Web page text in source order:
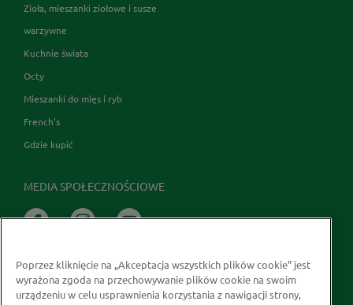
Zioła, mieszanki ziołowe i susze
warzywne
Kuchnie świata
Octy
Mieszanki do mięs i ryb
French's
Gdzie kupić
MEDIA SPOŁECZNOŚCIOWE
Poprzez kliknięcie na „Akceptacja wszystkich plików cookie” jest
wyrażona zgoda na przechowywanie plików cookie na swoim
urządzeniu w celu usprawnienia korzystania z nawigacji strony,